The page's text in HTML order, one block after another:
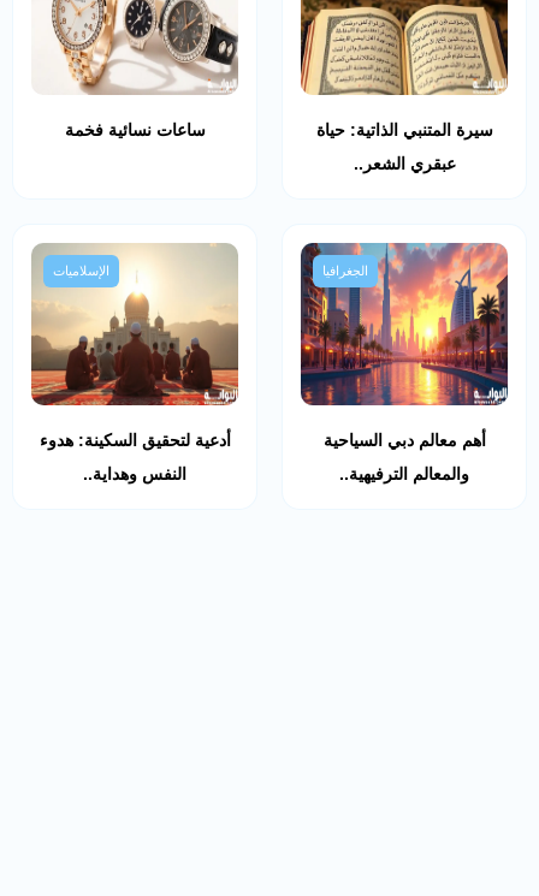
سيرة المتنبي الذاتية: حياة
عبقري الشعر..
ساعات نسائية فخمة
الجغرافيا
أهم معالم دبي السياحية
والمعالم الترفيهية..
الإسلاميات
أدعية لتحقيق السكينة: هدوء
النفس وهداية..